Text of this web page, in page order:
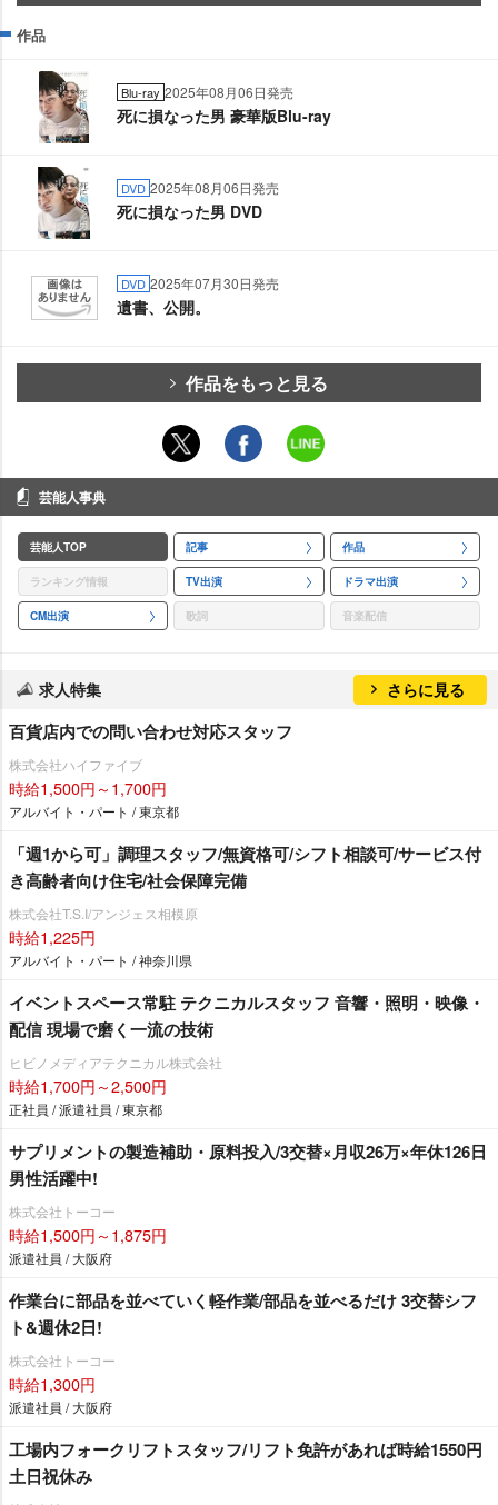
作品
Blu-ray 2025年08月06日発売
死に損なった男 豪華版Blu-ray
DVD 2025年08月06日発売
死に損なった男 DVD
DVD 2025年07月30日発売
書、公開。
作品をもっと見る
芸能人事典
芸能人TOP 記事 作品
ランキング情報 TV出演 ドラマ出演
CM出演 歌詞 音楽配信
求人特集 さらに見る
百貨店内での問い合わせ対応スタッフ
株式会社ハイファイブ
時給1,500円～1,700円
アルバイト・パート / 東京都
「週1から可」調理スタッフ/無資格可/シフト相談可/サービス付
き高齢者向け住宅/社会保障完備
株式会社T.S.I/アンジェス相模原
時給1,225円
アルバイト・パート / 神奈川県
イベントスペース常駐 テクニカルスタッフ 音響・照明・映像・
配信 現場で磨く一流の技術
ヒビノメディアテクニカル株式会社
時給1,700円～2,500円
正社員 / 派遣社員 / 東京都
サプリメントの製造補助・原料投入/3交替×月収26万×年休126日
男性活躍中!
株式会社トーコー
時給1,500円～1,875円
派遣社員 / 大阪府
作業台に部品を並べていく軽作業/部品を並べるだけ 3交替シフ
ト&週休2日!
株式会社トーコー
時給1,300円
派遣社員 / 大阪府
工場内フォークリフトスタッフ/リフト免許があれば時給1550円
土日祝休み